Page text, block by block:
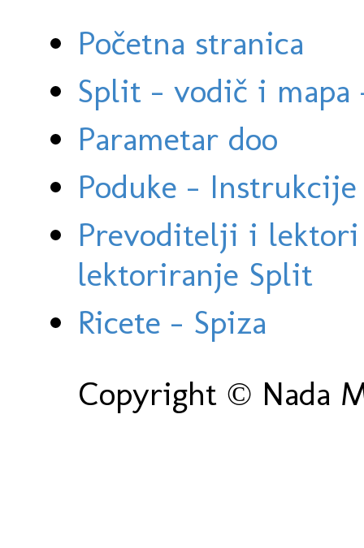
Početna stranica
Split - vodič i
Parametar doo
Poduke -
Prevoditelji i
lektoriranje Split
Ricete - Spiza
Copyright © Nada